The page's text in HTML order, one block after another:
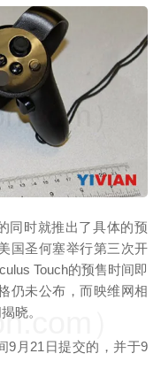
同时就推出了具体的预
国圣何塞举行第三次开
Touch的预售时间即
仍未公布，而映维网相
晓。
9月21日提交的，并于9
）
）